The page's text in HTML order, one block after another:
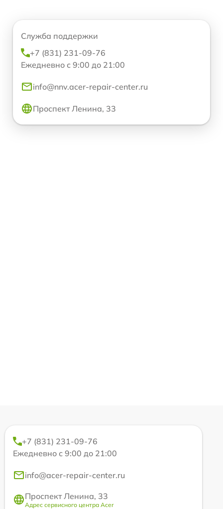
Служба поддержки
+7 (831) 231-09-76
Ежедневно с 9:00 до 21:00
info@nnv.acer-repair-center.ru
Проспект Ленина, 33
+7 (831) 231-09-76
Ежедневно с 9:00 до 21:00
info@acer-repair-center.ru
Проспект Ленина, 33
Адрес сервисного центра Acer